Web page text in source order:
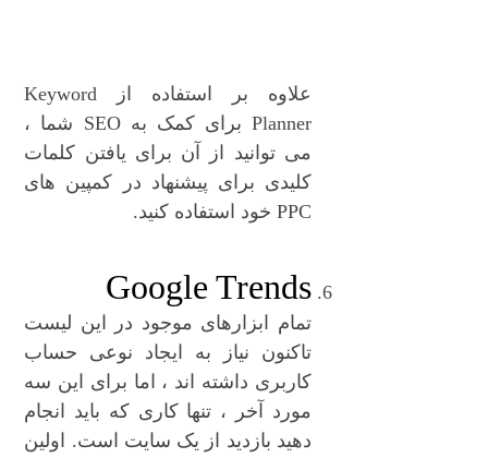
علاوه بر استفاده از Keyword
Planner برای کمک به SEO شما ،
می توانید از آن برای یافتن کلمات
کلیدی برای پیشنهاد در کمپین های
PPC خود استفاده کنید.
Google Trends
تمام ابزارهای موجود در این لیست
تاکنون نیاز به ایجاد نوعی حساب
کاربری داشته اند ، اما برای این سه
مورد آخر ، تنها کاری که باید انجام
دهید بازدید از یک سایت است. اولین